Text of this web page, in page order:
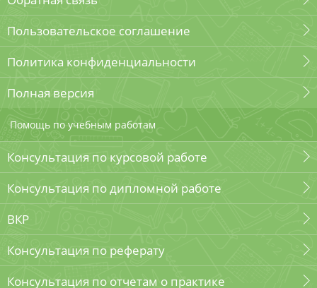
Пользовательское соглашение
Политика конфиденциальности
Полная версия
Помощь по учебным работам
Консультация по курсовой работе
Консультация по дипломной работе
ВКР
Консультация по реферату
Консультация по отчетам о практике